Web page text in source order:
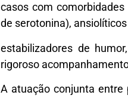
casos com
de serotonina),
estabilizadores de
rigoroso
A atuação conjunta